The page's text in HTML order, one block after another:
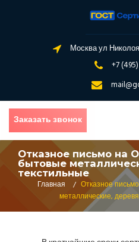
Москва ул
+7
Заказать звонок
Отказное письмо на
бытовые
текстильные
Главная
/ Отказное
металлические,